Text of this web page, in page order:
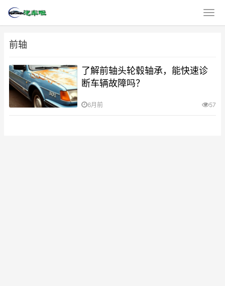
前轴
了解前轴头轮毂轴承，能快速诊
断车辆故障吗？
6月前 57